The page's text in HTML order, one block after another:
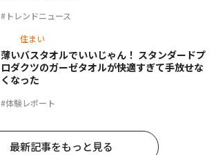
#トレンドニュース
住まい
#体験レポート
薄いバスタオルでいいじゃん！ スタンダードプ
ロダクツのガーゼタオルが快適すぎて手放せな
くなった
最新記事をもっと見る